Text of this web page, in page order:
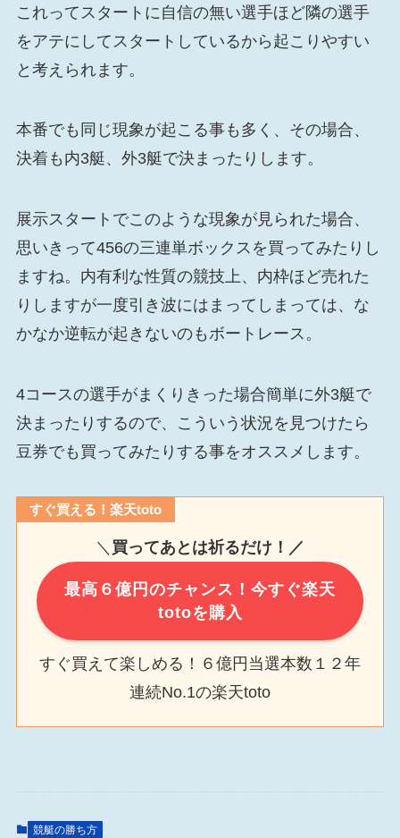
これってスタートに自信の無い選手ほど隣の選手
をアテにしてスタートしているから起こりやすい
と考えられます。
本番でも同じ現象が起こる事も多く、その場合、
決着も内3艇、外3艇で決まったりします。
展示スタートでこのような現象が見られた場合、
思いきって456の三連単ボックスを買ってみたりし
ますね。内有利な性質の競技上、内枠ほど売れた
りしますが一度引き波にはまってしまっては、な
かなか逆転が起きないのもボートレース。
4コースの選手がまくりきった場合簡単に外3艇で
決まったりするので、こういう状況を見つけたら
豆券でも買ってみたりする事をオススメします。
すぐ買える！楽天toto
＼ 買ってあとは祈るだけ！／
最高６億円のチャンス！今すぐ楽天
totoを購入
すぐ買えて楽しめる！６億円当選本数１２年
連続No.1の楽天toto
競艇の勝ち方